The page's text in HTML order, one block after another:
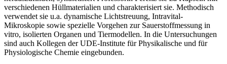
verschiedenen Hüllmaterialien und charakterisiert sie. Methodisch
verwendet sie u.a. dynamische Lichtstreuung, Intravital-
Mikroskopie sowie spezielle Vorgehen zur Sauerstoffmessung in
vitro, isolierten Organen und Tiermodellen. In die Untersuchungen
sind auch Kollegen der UDE-Institute für Physikalische und für
Physiologische Chemie eingebunden.